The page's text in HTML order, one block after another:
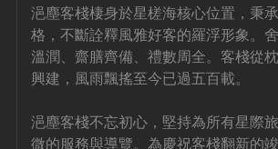
浥塵客棧棲身於星槎海核心位置，秉
格，不斷詮釋風雅好客的羅浮形象。
溫潤、齋膳齊備、禮數周全。客棧從
興建，風雨飄搖至今已過五百載。
浥塵客棧不忘初心，堅持為所有星際
微的服務與導覽。為慶祝客棧翻新的